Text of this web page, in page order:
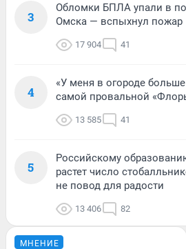
3
Обломки БПЛА упали в
Омска — вспыхнул пожар
17 904 41
4
«У меня в огороде больше
самой провальной
13 585 41
5
Российскому
растет число
не повод для радости
13 406 82
МНЕНИЕ